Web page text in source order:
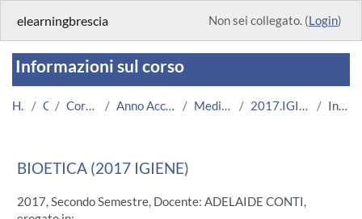
elearningbrescia Non sei collegato. (Login)
Informazioni sul corso
Home Corsi Corsi Istituzionali Anno Accademico 2017/2018 Medicina e Chirurgia 2017.IGIENE.U12061-11869 Introduzione
BIOETICA (2017 IGIENE)
2017, Secondo Semestre, Docente: ADELAIDE CONTI,